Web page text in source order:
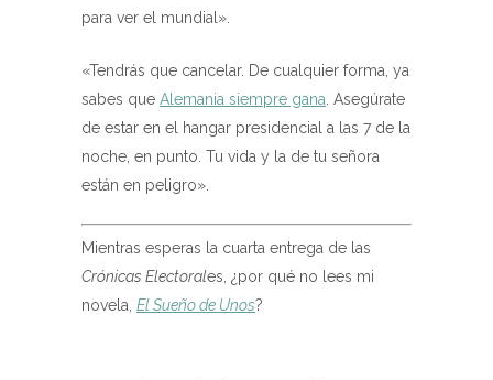
para ver el mundial».
«Tendrás que cancelar. De cualquier forma, ya
sabes que Alemania siempre gana . Asegúrate
de estar en el hangar presidencial a las 7 de la
noche, en punto. Tu vida y la de tu señora
están en peligro».
Mientras esperas la cuarta entrega de las
Crónicas Electorales, ¿por qué no lees mi
novela, El Sueño de Unos?